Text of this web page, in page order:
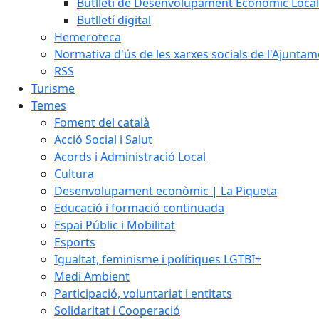
Butlletí digital
Hemeroteca
Normativa d'ús de les xarxes socials de
RSS
Turisme
Temes
Foment del català
Acció Social i Salut
Acords i Administració Local
Cultura
Desenvolupament econòmic | La Piqueta
Educació i formació continuada
Espai Públic i Mobilitat
Esports
Igualtat, feminisme i polítiques LGTBI+
Medi Ambient
Participació, voluntariat i entitats
Solidaritat i Cooperació